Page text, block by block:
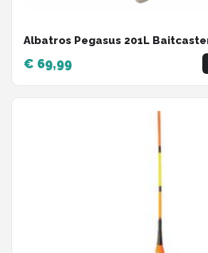
Albatros Pegasus 201L
€ 69,99